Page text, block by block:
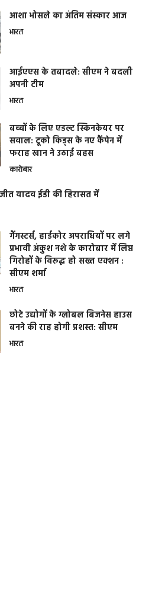
आशा भोसले का अंतिम संस्कार आज
भारत
आईएएस के तबादले: सीएम ने बदली
अपनी टीम
भारत
बच्चों के लिए एडल्ट स्किनकेयर पर
सवाल: टूको किड्स के नए कैंपेन में
फराह खान ने उठाई बहस
कारोबार
यादव ईडी की हिरासत में
गैंगस्टर्स, हार्डकोर अपराधियों पर लगे
प्रभावी अंकुश नशे के कारोबार में लिप्त
गिरोहों के विरूद्ध हो सख्त एक्शन :
सीएम शर्मा
भारत
छोटे उद्योगों के ग्लोबल बिजनेस हाउस
बनने की राह होगी प्रशस्त: सीएम
भारत